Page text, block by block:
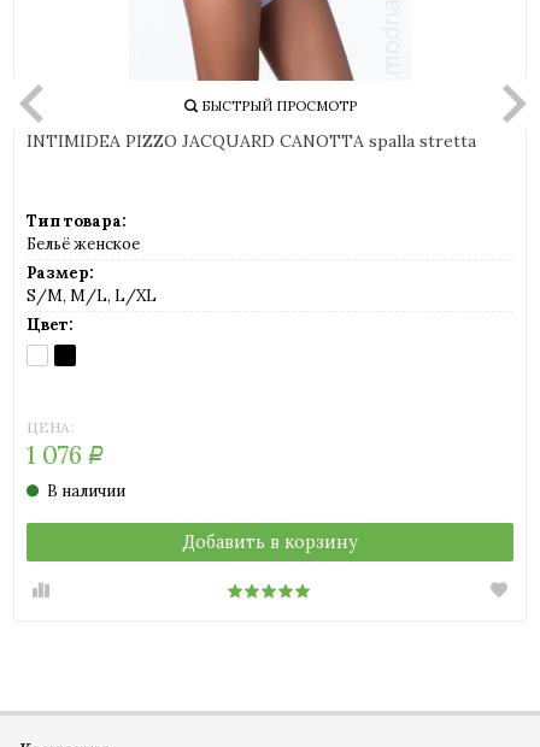
БЫСТРЫЙ ПРОСМОТР
INTIMIDEA PIZZO JACQUARD CANOTTA spalla stretta
Тип товара:
Бельё женское
Размер:
S/M, M/L, L/XL
Цвет:
BIANCO
(белый)
NERO
(черный)
ЦЕНА:
1 076 Р
В наличии
Добавить в корзину